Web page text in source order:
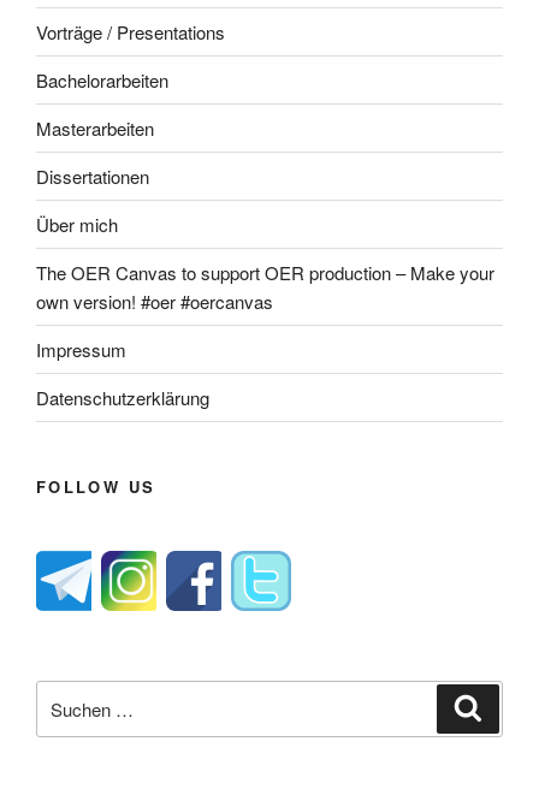
Vorträge / Presentations
Bachelorarbeiten
Masterarbeiten
Dissertationen
Über mich
The OER Canvas to support OER production – Make your
own version! #oer #oercanvas
Impressum
Datenschutzerklärung
FOLLOW US
nach: